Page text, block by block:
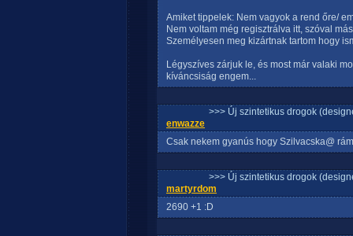
Amiket tippelek: Nem vagyok a rend őre/
Nem voltam még regisztrálva itt, szóval
Személyesen meg kizártnak tartom hogy
Légyszíves zárjuk le, és most már valaki
kíváncsiság engem...
>>> Új szintetikus drogok
enwazze
Csak nekem gyanús hogy Szilvacska@
>>> Új szintetikus drogok
martyrdom
2690 +1 :D